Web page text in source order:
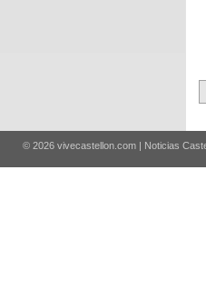
© 2026 vivecastellon.com | Noticias